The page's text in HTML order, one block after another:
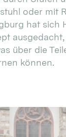
oder mit
hat sich
über die
können.